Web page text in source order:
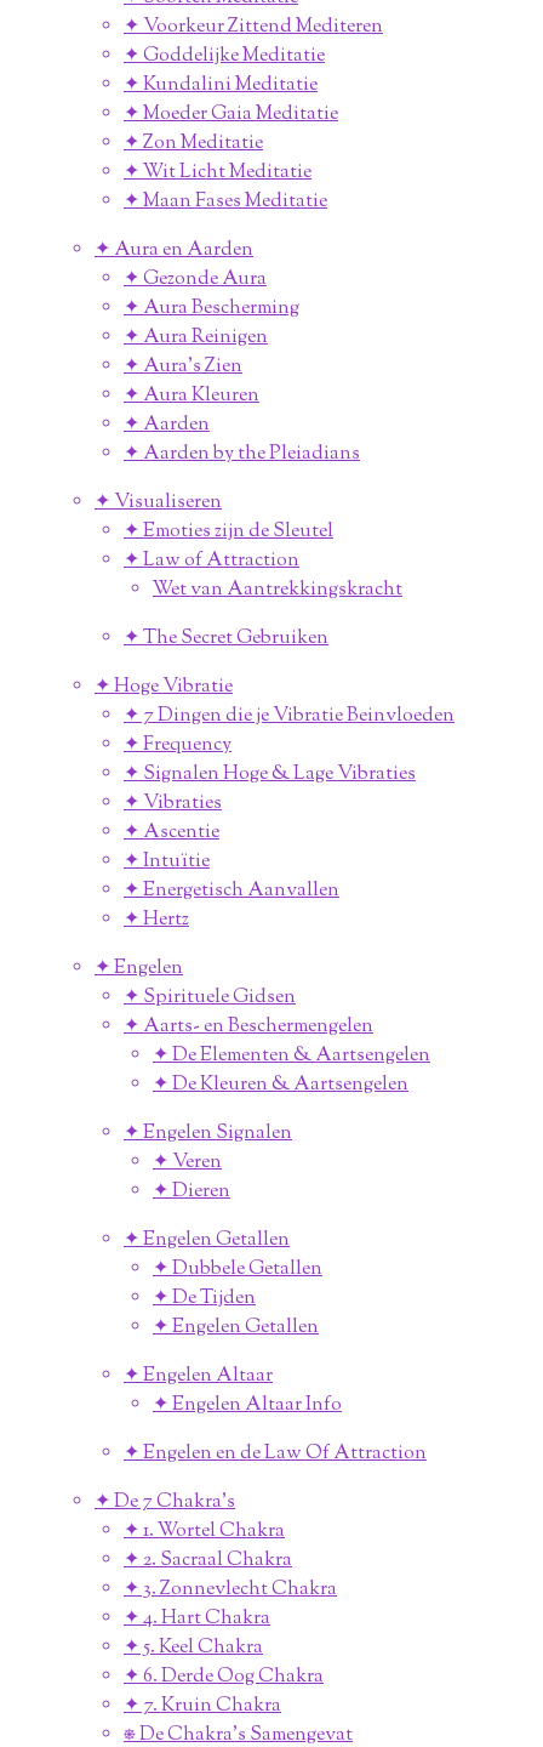
✦ Voorkeur Zittend Mediteren
✦ Goddelijke Meditatie
✦ Kundalini Meditatie
✦ Moeder Gaia Meditatie
✦ Zon Meditatie
✦ Wit Licht Meditatie
✦ Maan Fases Meditatie
✦ Aura en Aarden
✦ Gezonde Aura
✦ Aura Bescherming
✦ Aura Reinigen
✦ Aura's Zien
✦ Aura Kleuren
✦ Aarden
✦ Aarden by the Pleiadians
✦ Visualiseren
✦ Emoties zijn de Sleutel
✦ Law of Attraction
Wet van Aantrekkingskracht
✦ The Secret Gebruiken
✦ Hoge Vibratie
✦ 7 Dingen die je Vibratie Beinvloeden
✦ Frequency
✦ Signalen Hoge & Lage Vibraties
✦ Vibraties
✦ Ascentie
✦ Intuïtie
✦ Energetisch Aanvallen
✦ Hertz
✦ Engelen
✦ Spirituele Gidsen
✦ Aarts- en Beschermengelen
✦ De Elementen & Aartsengelen
✦ De Kleuren & Aartsengelen
✦ Engelen Signalen
✦ Veren
✦ Dieren
✦ Engelen Getallen
✦ Dubbele Getallen
✦ De Tijden
✦ Engelen Getallen
✦ Engelen Altaar
✦ Engelen Altaar Info
✦ Engelen en de Law Of Attraction
✦ De 7 Chakra's
✦ 1. Wortel Chakra
✦ 2. Sacraal Chakra
✦ 3. Zonnevlecht Chakra
✦ 4. Hart Chakra
✦ 5. Keel Chakra
✦ 6. Derde Oog Chakra
✦ 7. Kruin Chakra
⎈ De Chakra's Samengevat